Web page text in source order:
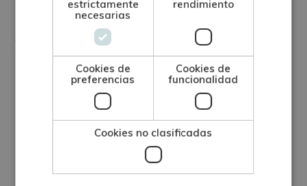
estrictamente
necesarias
rendimiento
Cookies de
preferencias
Cookies de
funcionalidad
Cookies no clasificadas